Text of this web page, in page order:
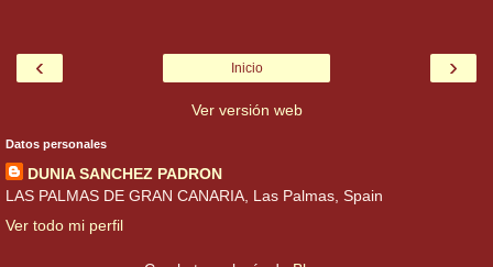
‹ ›
Inicio
Ver versión web
Datos personales
DUNIA SANCHEZ PADRON
LAS PALMAS DE GRAN CANARIA, Las Palmas, Spain
Ver todo mi perfil